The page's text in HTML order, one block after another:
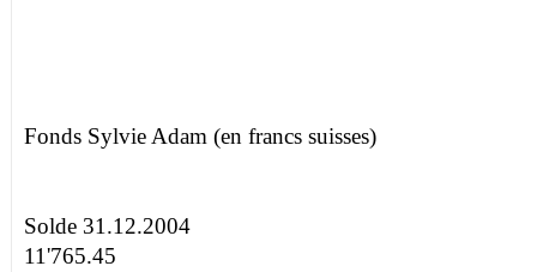
Fonds Sylvie Adam (en francs suisses)
Solde 31.12.2004
11'765.45